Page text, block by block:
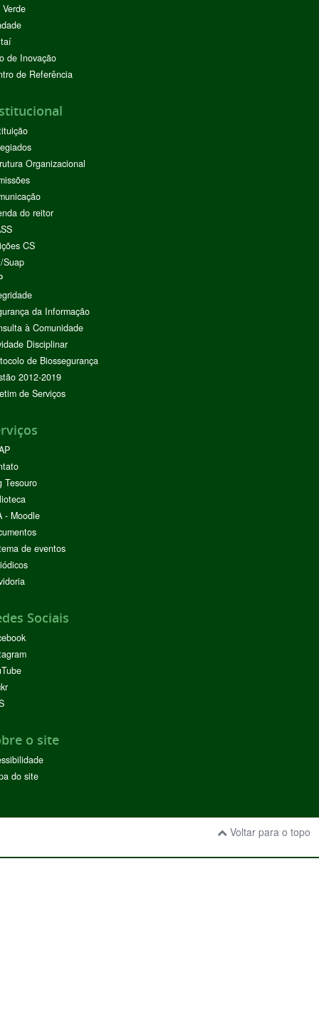
de Inovação
de Referência
Organizacional
do reitor
CS
Suap
da Informação
à Comunidade
Disciplinar
de Biossegurança
2012-2019
de Serviços
Tesouro
- Moodle
de eventos
Sociais
o site
do site
Voltar para o topo